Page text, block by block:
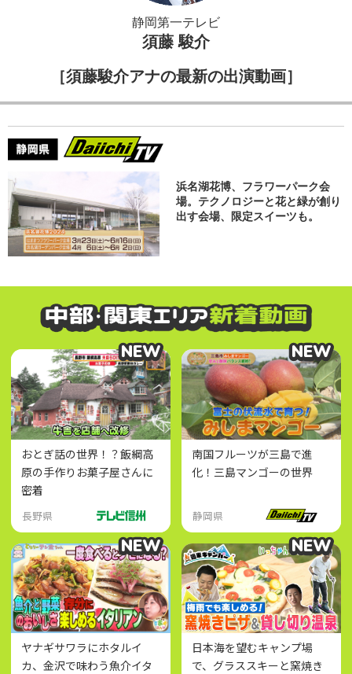
静岡第一テレビ
須藤 駿介
［須藤駿介アナの最新の出演動画］
浜名湖花博、フラワーパーク会
場。テクノロジーと花と緑が創り
出す会場、限定スイーツも。
おとぎ話の世界！？飯綱高
原の手作りお菓子屋さんに
密着
長野県
NEW
NEW
南国フルーツが三島で進
化！三島マンゴーの世界
静岡県
NEW
NEW
ヤナギサワラにホタルイ
カ、金沢で味わう魚介イタ
NEW
NEW
日本海を望むキャンプ場
で、グラススキーと窯焼き
NEW
NEW